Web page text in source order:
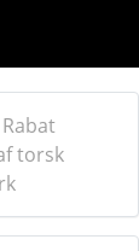
Rabat
torsk